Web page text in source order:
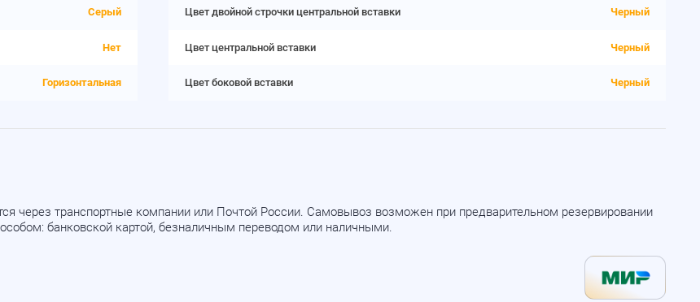
Серый Цвет двойной строчки центральной вставки Черный
Нет Цвет центральной вставки Черный
Горизонтальная Цвет боковой вставки Черный
через транспортные компании или Почтой России. Самовывоз возможен при предварительном резервировании
банковской картой, безналичным переводом или наличными.